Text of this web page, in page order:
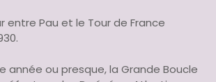
entre Pau et le Tour de France
année ou presque, la Grande Boucle